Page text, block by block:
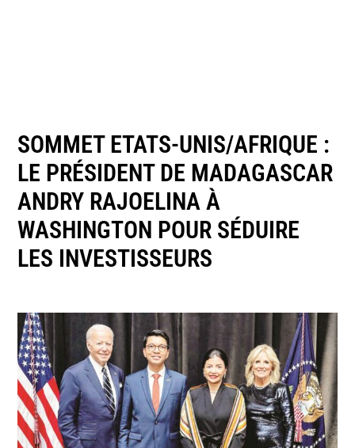
SOMMET ETATS-UNIS/AFRIQUE :
LE PRÉSIDENT DE MADAGASCAR
ANDRY RAJOELINA À
WASHINGTON POUR SÉDUIRE
LES INVESTISSEURS